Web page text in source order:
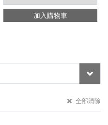
全部清除
加入購物車